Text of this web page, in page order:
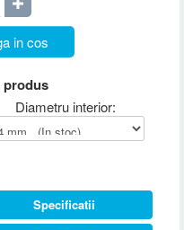
in cos
produs
Diametru interior:
Specificatii